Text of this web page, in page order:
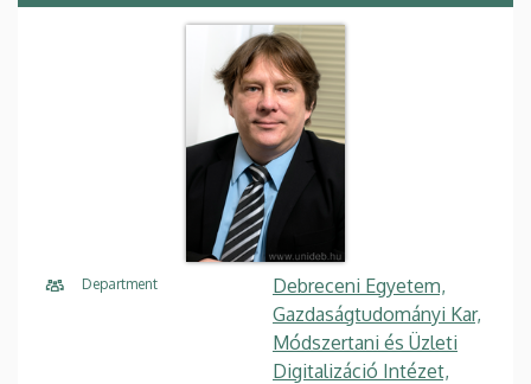
Department
Debreceni Egyetem,
Gazdaságtudományi Kar,
Módszertani és Üzleti
Digitalizáció Intézet,